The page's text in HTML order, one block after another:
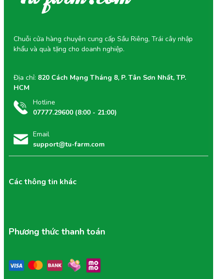
(Tất cả các ngày trong tuần)
Hotline
07777.29600 (8:00 - 21:00)
Email
support@tu-farm.com
Các thông tin khác
Chuỗi cửa hàng chuyên cung cấp Sầu Riêng, Trái cây nhập
khẩu và quà tặng cho doanh nghiệp.
Địa chỉ: 820 Cách Mạng Tháng 8, P. Tân Sơn Nhất, TP.
HCM
Phương thức thanh toán